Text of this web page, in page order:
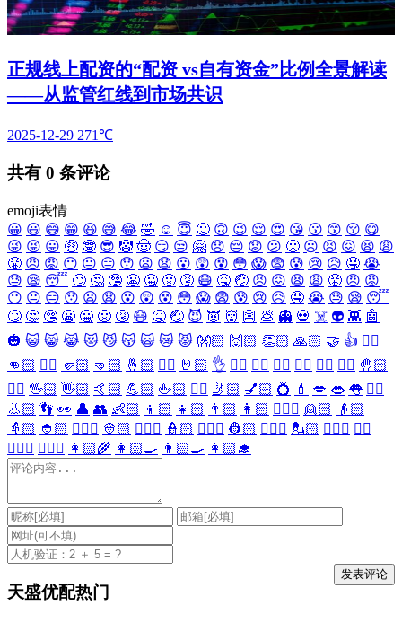
正规线上配资的“配资 vs自有资金”比例全景解读
——从监管红线到市场共识
2025-12-29 271℃
共有 0 条评论
emoji表情
😀 😃 😄 😁 😆 😅 😂 🤣 ☺️ 😇 🙂 🙃 😉 😌 😍 😘 😗 😙 😚 😋
😜 😝 😛 🤑 🤓 😎 🤡 🤠 😏 😒 🤗 😞 😔 😟 😕 🙁 ☹️ 😣 😖 😫 😩
😤 😠 😡 😶 😐 😑 😯 😦 😧 😮 😲 😵 😳 😱 😨 😰 😢 😥 🤤 😭
😓 😪 😴 🙄 🤔 🤥 😬 🤐 🤢 🤧 😷 🤒 🤕 😣 😖 😫 😩 😤 😠 😡
😶 😐 😑 😯 😦 😧 😮 😲 😵 😳 😱 😨 😰 😢 😥 🤤 😭 😓 😪 😴
🙄 🤔 🤥 😬 🤐 🤢 🤧 😷 🤒 🤕 😈 👿 👹 👺 💩 👻 💀 ☠️ 👽 👾 🤖
🎃 😺 😸 😹 😻 😼 😽 🙀 😿 😾 👐🏻 🙌🏻 👏🏻 🙏🏻 🤝 👍 👎🏻
👊🏻 ✊🏻 🤛🏻 🤜🏻 🤞🏻 ✌🏻 🤘🏻 👌 👈🏻 👉🏻 👆🏻 👇🏻 ☝🏻 ✋🏻 🤚🏻
🖐🏻 🖖🏻 👋🏻 🤙🏻 💪🏻 🖕🏻 ✍🏻 🤳🏻 💅🏻 💍 💄 💋 👄 👅 👂🏻
👃🏻 👣 👀 👤 👥 👶🏻 👦🏻 👧🏻 👨🏻 👩🏻 👱🏻‍♀️ 👱🏻
👴🏻
👵🏻 👲🏻 👳🏻‍♀️ 👳🏻 👮🏻‍♀️ 👮🏻 👷🏻‍♀️ 👷🏻 💂🏻‍♀️ 💂🏻 🕵🏻‍♀️ 🕵🏻
👩🏻‍⚕️ 👨🏻‍⚕️ 👩🏻‍🌾 👩🏻‍🍳 👨🏻‍🍳 👩🏻‍🎓
天盛优配热门